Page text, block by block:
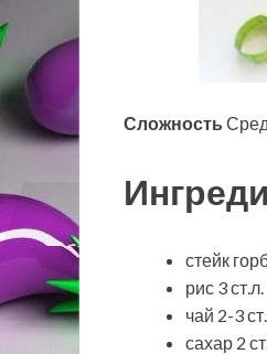
Сложность
стейк
рис 3 ст.л.
чай 2-3
сахар 2